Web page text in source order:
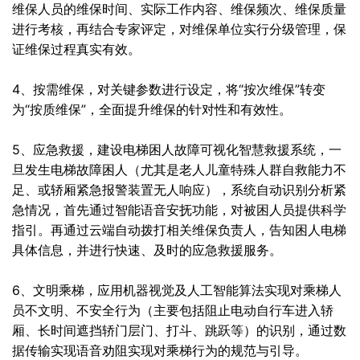
维保人员的维保时间、实际工作内容、维保频次、维保质量
进行考核，再结合专家评定，对维保单位实行分级管理，保
证维保过程真实有效。
4、按需维保，对关键参数进行设定，将“按次维保”转变
为“按质维保”，全面提升维保的针对性和有效性。
5、应急救援，建设电梯困人故障可视化智慧救援系统，一
旦发生电梯故障困人（尤其是老人儿童特殊人群自救能力不
足、或轿厢紧急报警装置无人响应），系统自动识别分析紧
急情况，首先通过智能语音安抚功能，对被困人员提供科学
指引。再通过云端自动拨打相关维保负责人，告知困人电梯
具体信息，并进行快速、及时的应急救援服务。
6、文明乘梯，应用机器视觉及人工智能算法实现对乘梯人
员不文明、不安全行为（主要包括阻止电动自行车进入轿
厢、长时间遮挡轿门层门、打斗、跳跃等）的识别，通过数
据传输实现语音劝阻实现对乘梯行为的规范与引导。